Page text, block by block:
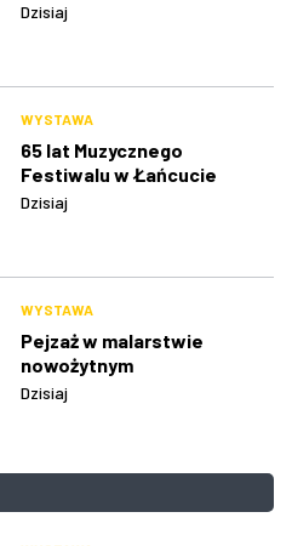
Dzisiaj
WYSTAWA
65 lat Muzycznego
Festiwalu w Łańcucie
Dzisiaj
WYSTAWA
Pejzaż w malarstwie
nowożytnym
Dzisiaj